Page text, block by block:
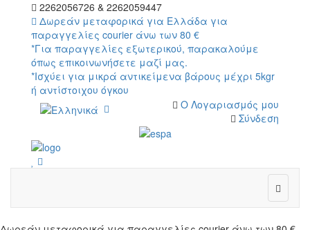
2262056726 & 2262059447
Δωρεάν μεταφορικά για Ελλάδα για
παραγγελίες courier άνω των 80 €
*Για παραγγελίες εξωτερικού, παρακαλούμε
όπως επικοινωνήσετε μαζί μας.
*Ισχύει για μικρά αντικείμενα βάρους μέχρι 5kgr
ή αντίστοιχου όγκου
Ο Λογαριασμός μου
Σύνδεση
wish
cart
wish